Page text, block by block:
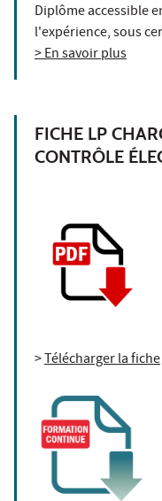
Diplôme accessible
l'expérience, sous
> En savoir plus
FICHE LP
CONTRÔLE
>Télécharger la fiche